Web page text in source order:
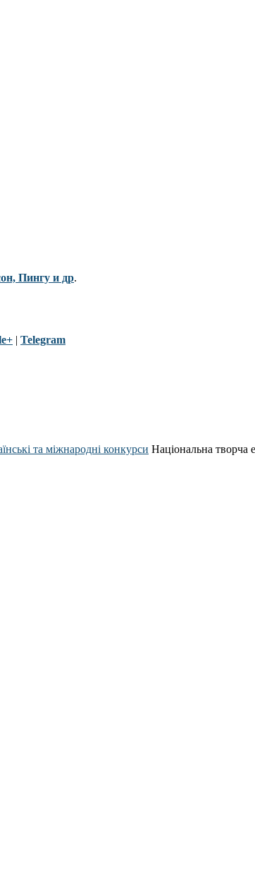
Пингу и др.
| Telegram
та міжнародні конкурси Національна творча